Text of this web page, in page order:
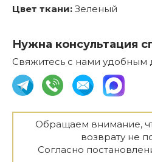
Цвет ткани: Зеленый
Нужна консультация
Свяжитесь с нами удобным
Обращаем внимание,
возврату не
Согласно